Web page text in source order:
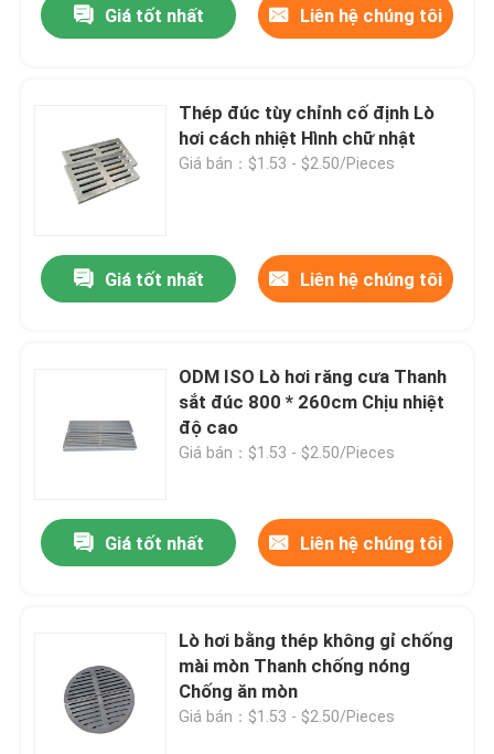
Giá tốt nhất Liên hệ chúng tôi
Thép đúc tùy chỉnh cố định Lò
hơi cách nhiệt Hình chữ nhật
Giá bán：$1.53 - $2.50/Pieces
Giá tốt nhất Liên hệ chúng tôi
ODM ISO Lò hơi răng cưa Thanh
sắt đúc 800 * 260cm Chịu nhiệt
độ cao
Giá bán：$1.53 - $2.50/Pieces
Giá tốt nhất Liên hệ chúng tôi
Lò hơi bằng thép không gỉ chống
mài mòn Thanh chống nóng
Chống ăn mòn
Giá bán：$1.53 - $2.50/Pieces